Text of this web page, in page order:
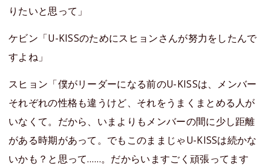
りたいと思って」
ケビン「U-KISSのためにスヒョンさんが努力をしたんで
すよね」
スヒョン「僕がリーダーになる前のU-KISSは、メンバー
それぞれの性格も違うけど、それをうまくまとめる人が
いなくて。だから、いまよりもメンバーの間に少し距離
がある時期があって。でもこのままじゃU-KISSは続かな
いかも？と思って……。だからいますごく頑張ってます